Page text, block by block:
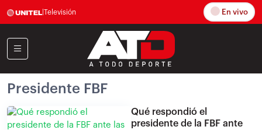
Televisión En vivo
Presidente FBF
Qué respondió el
presidente de la FBF ante